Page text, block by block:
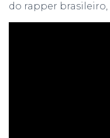
do rapper brasileiro,